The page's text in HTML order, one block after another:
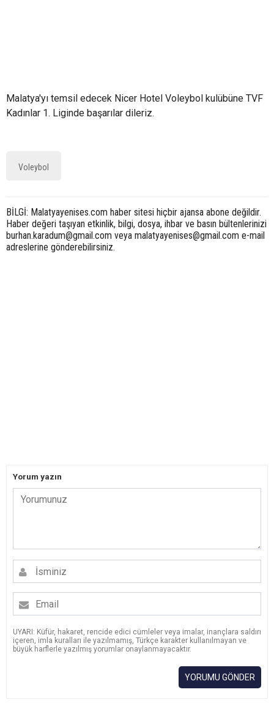
Malatya'yı temsil edecek Nicer Hotel Voleybol kulübüne TVF
Kadınlar 1. Liginde başarılar dileriz.
Voleybol
BİLGİ: Malatyayenises.com haber sitesi hiçbir ajansa abone değildir.
Haber değeri taşıyan etkinlik, bilgi, dosya, ihbar ve basın bültenlerinizi
burhan.karadum@gmail.com veya malatyayenises@gmail.com e-mail
adreslerine gönderebilirsiniz.
Yorum yazın
UYARI: Küfür, hakaret, rencide edici cümleler veya imalar, inançlara saldırı
içeren, imla kuralları ile yazılmamış, Türkçe karakter kullanılmayan ve
büyük harflerle yazılmış yorumlar onaylanmayacaktır.
YORUMU GÖNDER